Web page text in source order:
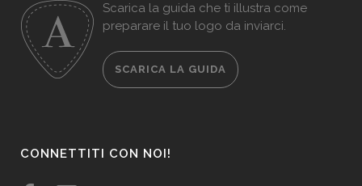
Scarica la guida che ti illustra come
preparare il tuo logo da inviarci.
SCARICA LA GUIDA
CONNETTITI CON NOI!